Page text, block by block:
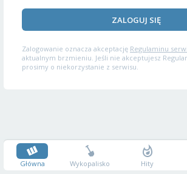
ZALOGUJ SIĘ
Zalogowanie oznacza akceptację Regulaminu
aktualnym brzmieniu. Jeśli nie akceptujesz
prosimy o niekorzystanie z serwisu.
Główna Wykopalisko Hity